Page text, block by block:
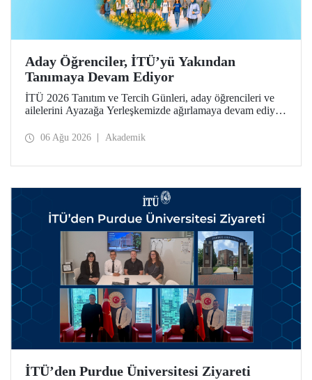
Aday Öğrenciler, İTÜ’yü Yakından
Tanımaya Devam Ediyor
İTÜ 2026 Tanıtım ve Tercih Günleri, aday öğrencileri ve
ailelerini Ayazağa Yerleşkemizde ağırlamaya devam ediyor.
ilgili fakülte ve birimler adaylara bilgi vermeye devam
06 Ağu 2026 Akademik
İTÜ’den Purdue Üniversitesi Ziyareti